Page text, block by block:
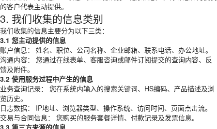
的客户代表主动提供。
3. 我们收集的信息类别
我们收集的信息主要分为以下三类：
3.1 您主动提供的信息
账户信息： 姓名、职位、公司名称、企业邮箱、联系电话、办公地址。
沟通内容： 您通过在线表单、客服咨询或邮件订阅提交的查询内容、反
馈及附件。
3.2 使用服务过程中产生的信息
业务查询记录： 您在系统内输入的搜索关键词、HS编码、产品描述及浏
览历史。
日志数据： IP地址、浏览器类型、操作系统、访问时间、页面点击流。
交易与合同信息： 您购买的服务套餐详情、付款记录及发票信息。